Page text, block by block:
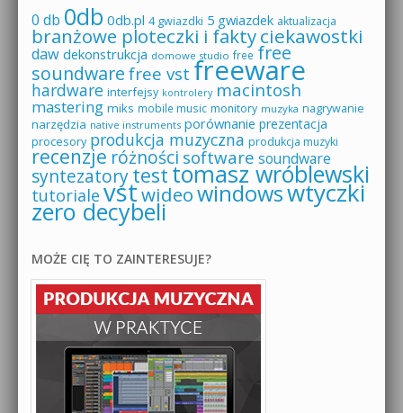
0 db 0db 0db.pl 4 gwiazdki 5 gwiazdek aktualizacja
branżowe ploteczki i faktyciekawostki
daw dekonstrukcja domowe studio free free
soundware free vst freeware
hardware interfejsy kontrolery macintosh
mastering miks mobile music monitory muzyka nagrywanie
narzędzia native instruments porównanie prezentacja
procesory produkcja muzyczna produkcja muzyki
recenzje różności software soundware
syntezatorytesttomasz wróblewski
tutoriale vstwideowindowswtyczki
zero decybeli
MOŻE CIĘ TO ZAINTERESUJE?